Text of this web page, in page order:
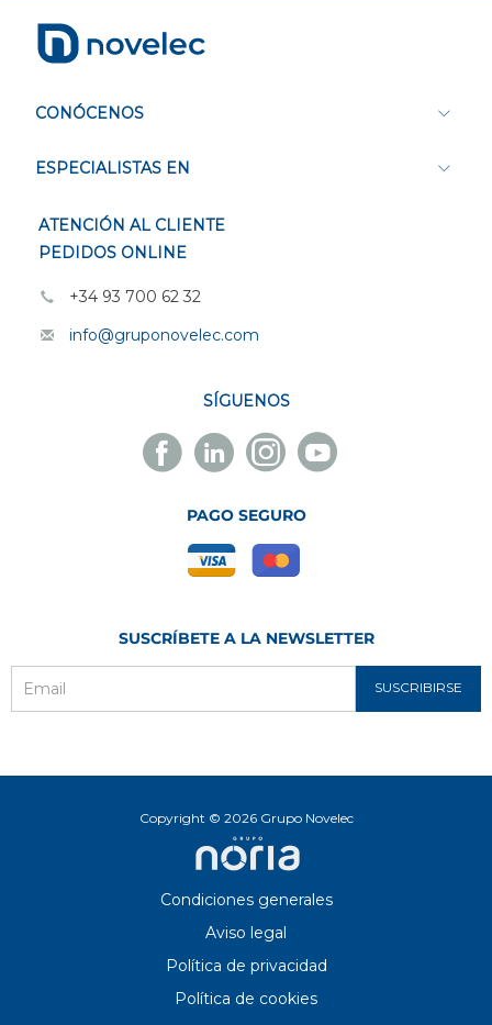
CONÓCENOS
ESPECIALISTAS EN
ATENCIÓN AL CLIENTE
PEDIDOS ONLINE
+34 93 700 62 32
info@gruponovelec.com
SÍGUENOS
Facebook
Novelec
Linkedin
Novelec
Instagram
Novelec
Youtube
Novelec
PAGO SEGURO
SUSCRÍBETE A LA NEWSLETTER
SUSCRIBIRSE
Copyright © 2026 Grupo Novelec
Condiciones generales
Aviso legal
Política de privacidad
Política de cookies